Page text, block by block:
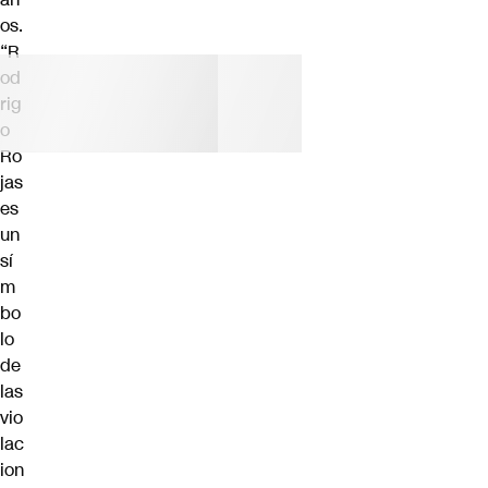
os.
“R
od
rig
o
Ro
jas
es
un
sí
m
bo
lo
de
las
vio
lac
ion